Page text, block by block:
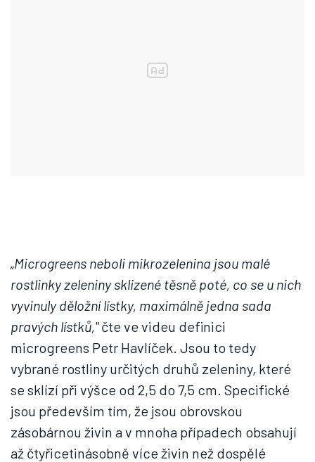
„Microgreens neboli mikrozelenina jsou malé
rostlinky zeleniny sklizené těsně poté, co se u nich
vyvinuly děložní lístky, maximálně jedna sada
pravých lístků,"čte ve videu definici
microgreens Petr Havlíček. Jsou to tedy
vybrané rostliny určitých druhů zeleniny, které
se sklízí při výšce od 2,5 do 7,5 cm. Specifické
jsou především tím, že jsou obrovskou
zásobárnou živin a v mnoha případech obsahují
až čtyřicetinásobně více živin než dospělé